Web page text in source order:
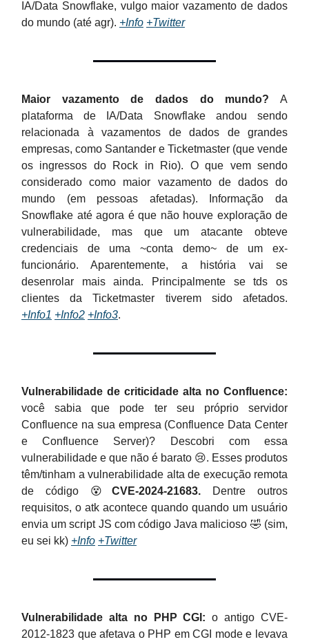
IA/Data Snowflake, vulgo maior vazamento de dados
do mundo (até agr). +Info +Twitter
Maior vazamento de dados do mundo? A
plataforma de IA/Data Snowflake andou sendo
relacionada à vazamentos de dados de grandes
empresas, como Santander e Ticketmaster (que vende
os ingressos do Rock in Rio). O que vem sendo
considerado como maior vazamento de dados do
mundo (em pessoas afetadas). Informação da
Snowflake até agora é que não houve exploração de
vulnerabilidade, mas que um atacante obteve
credenciais de uma ~conta demo~ de um ex-
funcionário. Aparentemente, a história vai se
desenrolar mais ainda. Principalmente se tds os
clientes da Ticketmaster tiverem sido afetados.
+Info1 +Info2 +Info3.
Vulnerabilidade de criticidade alta no Confluence:
você sabia que pode ter seu próprio servidor
Confluence na sua empresa (Confluence Data Center
e Confluence Server)? Descobri com essa
vulnerabilidade e que não é barato 😢. Esses produtos
têm/tinham a vulnerabilidade alta de execução remota
de código 😵 CVE-2024-21683.Dentre outros
requisitos, o atk acontece quando quando um usuário
envia um script JS com código Java malicioso 🤣 (sim,
eu sei kk) +Info +Twitter
Vulnerabilidade alta no PHP CGI: o antigo CVE-
2012-1823 que afetava o PHP em CGI mode e levava